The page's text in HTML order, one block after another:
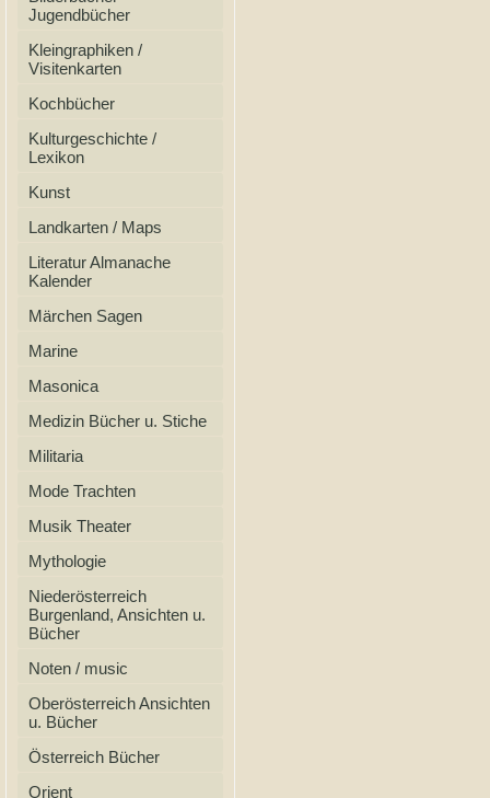
Jugendbücher
Kleingraphiken /
Visitenkarten
Kochbücher
Kulturgeschichte /
Lexikon
Kunst
Landkarten / Maps
Literatur Almanache
Kalender
Märchen Sagen
Marine
Masonica
Medizin Bücher u. Stiche
Militaria
Mode Trachten
Musik Theater
Mythologie
Niederösterreich
Burgenland, Ansichten u.
Bücher
Noten / music
Oberösterreich Ansichten
u. Bücher
Österreich Bücher
Orient